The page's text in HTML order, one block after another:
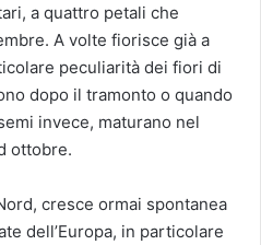
a quattro petali che
A volte fiorisce già a
peculiarità dei fiori di
dopo il tramonto o quando
invece, maturano nel
ottobre.
cresce ormai spontanea
dell’Europa, in particolare